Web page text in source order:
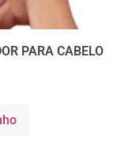
PARA CABELO